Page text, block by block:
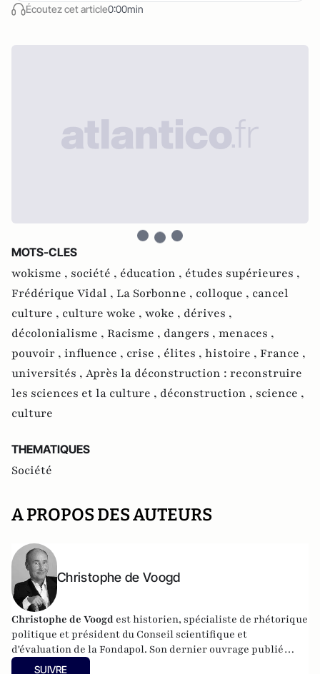
Écoutez cet article0:00min
MOTS-CLES
wokisme , société , éducation , études supérieures ,
Frédérique Vidal , La Sorbonne , colloque , cancel
culture , culture woke , woke , dérives ,
décolonialisme , Racisme , dangers , menaces ,
pouvoir , influence , crise , élites , histoire , France ,
universités , Après la déconstruction : reconstruire
les sciences et la culture , déconstruction , science ,
culture
THEMATIQUES
Société
A PROPOS DES AUTEURS
Christophe de Voogd
Christophe de Voogd est historien, spécialiste de rhétorique
politique et président du Conseil scientifique et
d'évaluation de la Fondapol. Son dernier ouvrage publié
est
Victoire populiste aux Pays-Bas, spécificité nationale ou
SUIVRE